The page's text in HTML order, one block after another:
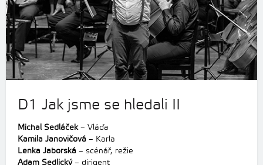
D1 Jak jsme se hledali II
Michal Sedláček– Vláďa
Kamila Janovičová – Karla
Lenka Jaborská – scénář, režie
Adam Sedlický– dirigent